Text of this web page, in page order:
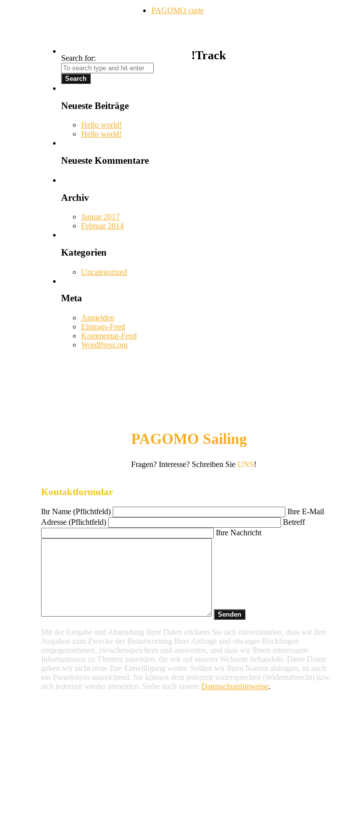
PAGOMO curie
!Track
Search for:
Neueste Beiträge
Hello world!
Hello world!
Neueste Kommentare
Archiv
Januar 2017
Februar 2014
Kategorien
Uncategorized
Meta
Anmelden
Eintrags-Feed
Kommentar-Feed
WordPress.org
PAGOMO Sailing
Fragen? Interesse? Schreiben Sie UNS!
Kontaktformular
Ihr Name (Pflichtfeld)
Ihre E-Mail
Adresse (Pflichtfeld)
Betreff
Ihre Nachricht
Mit der Eingabe und Absendung Ihrer Daten erklären Sie sich einverstanden, dass wir Ihre
Angaben zum Zwecke der Beantwortung Ihrer Anfrage und etwaiger Rückfragen
entgegennehmen, zwischenspeichern und auswerten, und dass wir Ihnen interessante
Informationen zu Themen zusenden, die wir auf unserer Webseite behandeln. Diese Daten
geben wir nicht ohne Ihre Einwilligung weiter. Sollten wir Ihren Namen abfragen, ist auch
ein Pseudonym ausreichend. Sie können dem jederzeit widersprechen (Widerrufsrecht) bzw.
sich jederzeit wieder abmelden. Siehe auch unsere Datenschutzhinweise.